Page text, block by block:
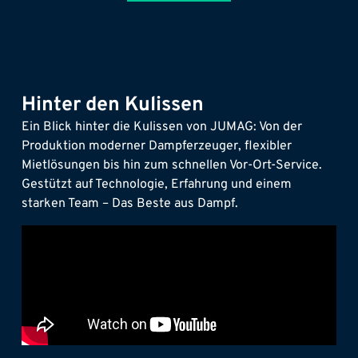
Hinter den Kulissen
Ein Blick hinter die Kulissen von JUMAG: Von der
Produktion moderner Dampferzeuger, flexibler
Mietlösungen bis hin zum schnellen Vor-Ort-Service.
Gestützt auf Technologie, Erfahrung und einem
starken Team – Das Beste aus Dampf.